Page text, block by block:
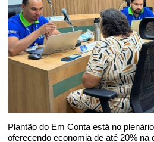
Plantão do Em Conta está no
oferecendo economia de até 20% na